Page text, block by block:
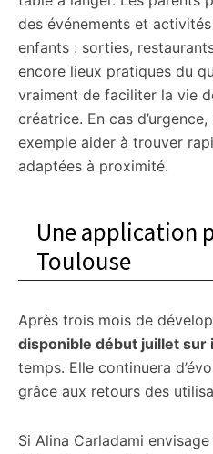
des événements et activités
enfants : sorties,
encore lieux pratiques du
vraiment de faciliter la vie
créatrice. En cas
exemple aider à trouver
adaptées à proximité.
Une application
Toulouse
Après trois mois de
disponible début juillet sur
temps. Elle continuera
grâce aux retours des
Si Alina Carladami